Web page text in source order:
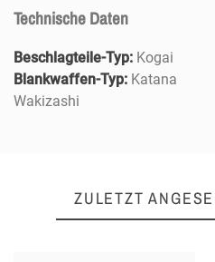
Technische Daten
Beschlagteile-Typ: Kogai
Blankwaffen-Typ: Katana
Wakizashi
ZULETZT